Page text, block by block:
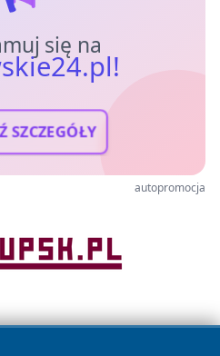
się na
SZCZEGÓŁY
autopromocja